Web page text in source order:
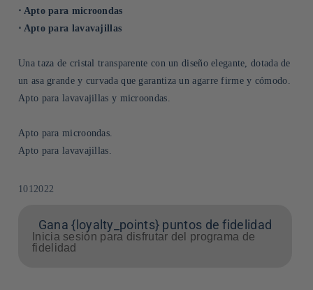
⋅ Apto para microondas
⋅ Apto para lavavajillas
Una taza de cristal transparente con un diseño elegante, dotada de
un asa grande y curvada que garantiza un agarre firme y cómodo.
Apto para lavavajillas y microondas.
Apto para microondas.
Apto para lavavajillas.
SKU:
1012022
Gana {loyalty_points} puntos de fidelidad
Inicia sesión para disfrutar del programa de
fidelidad